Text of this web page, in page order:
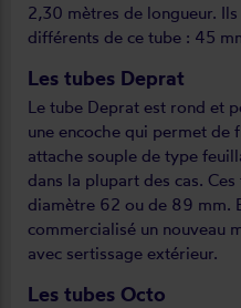
2,30 mètres de longueur.
différents de ce tube : 45
Les tubes Deprat
Le tube Deprat est rond et
une encoche qui permet de
attache souple de type
dans la plupart des cas.
diamètre 62 ou de 89 mm.
commercialisé un nouveau
avec sertissage extérieur.
Les tubes Octo